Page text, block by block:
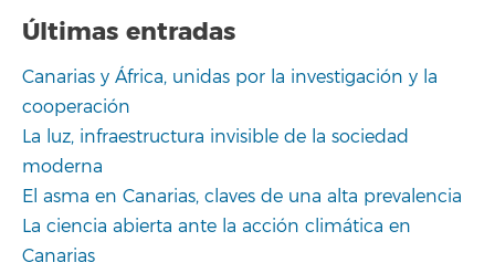
Últimas entradas
Canarias y África, unidas por la investigación y la
cooperación
La luz, infraestructura invisible de la sociedad
moderna
El asma en Canarias, claves de una alta prevalencia
La ciencia abierta ante la acción climática en
Canarias